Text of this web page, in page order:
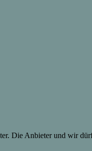
Die Anbieter und wir